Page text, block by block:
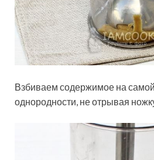
Взбиваем содержимое на
однородности, не отрывая